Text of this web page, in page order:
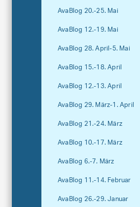
AvaBlog 20.-25. Mai
AvaBlog 12.-19. Mai
AvaBlog 28. April-5. Mai
AvaBlog 15.-18. April
AvaBlog 12.-13. April
AvaBlog 29. März-1. April
AvaBlog 21.-24. März
AvaBlog 10.-17. März
AvaBlog 6.-7. März
AvaBlog 11.-14. Februar
AvaBlog 26.-29. Januar